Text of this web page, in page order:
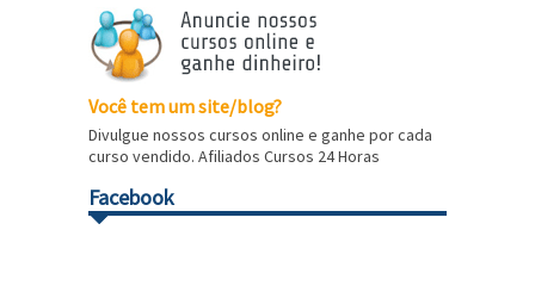
Você tem um site/blog?
Divulgue nossos cursos online e ganhe por cada
curso vendido. Afiliados Cursos 24 Horas
Facebook